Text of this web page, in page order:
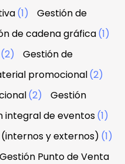
(1)
Gestión de
de cadena gráfica(1)
(2)
Gestión de
promocional(2)
(2)
Gestión
integral de eventos(1)
y externos) (1)
Gestión Punto de Venta